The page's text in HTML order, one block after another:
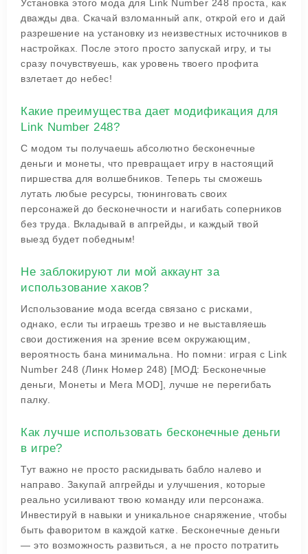
Установка этого мода для Link Number 248 проста, как
дважды два. Скачай взломанный апк, открой его и дай
разрешение на установку из неизвестных источников в
настройках. После этого просто запускай игру, и ты
сразу почувствуешь, как уровень твоего профита
взлетает до небес!
Какие преимущества дает модификация для
Link Number 248?
С модом ты получаешь абсолютно бесконечные
деньги и монеты, что превращает игру в настоящий
пиршества для волшебников. Теперь ты сможешь
лутать любые ресурсы, тюнинговать своих
персонажей до бесконечности и нагибать соперников
без труда. Вкладывай в апгрейды, и каждый твой
выезд будет победным!
Не заблокируют ли мой аккаунт за
использование хаков?
Использование мода всегда связано с рисками,
однако, если ты играешь трезво и не выставляешь
свои достижения на зрение всем окружающим,
вероятность бана минимальна. Но помни: играя с Link
Number 248 (Линк Номер 248) [МОД: Бесконечные
деньги, Монеты и Мега MOD], лучше не перегибать
палку.
Как лучше использовать бесконечные деньги
в игре?
Тут важно не просто раскидывать бабло налево и
направо. Закупай апгрейды и улучшения, которые
реально усиливают твою команду или персонажа.
Инвестируй в навыки и уникальное снаряжение, чтобы
быть фаворитом в каждой катке. Бесконечные деньги
— это возможность развиться, а не просто потратить